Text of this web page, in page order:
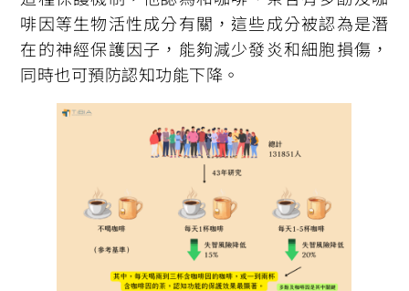
啡因等生物活性成分有關，這些成分被認為是潛
在的神經保護因子，能夠減少發炎和細胞損傷，
同時也可預防認知功能下降。